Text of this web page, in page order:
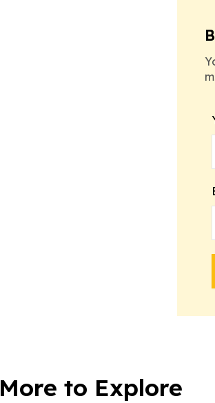
More to Explore